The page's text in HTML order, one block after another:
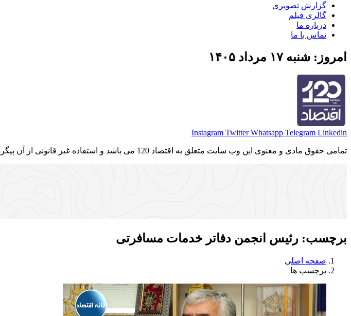
گزارش تصویری
گالری فیلم
درباره ما
تماس با ما
امروز: شنبه ۱۷ مرداد ۱۴۰۵
Instagram Twitter Whatsapp Telegram Linkedin
تمامی حقوق مادی و معنوی این وب سایت متعلق به اقتصاد 120 می باشد و استفاده غیر قانونی از آن پیگرد قانونی دارد.
برچسب: رئیس انجمن دفاتر خدمات مسافرتی
صفحه اصلی
برچسب ها